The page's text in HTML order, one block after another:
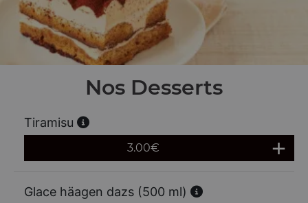
Nos Desserts
Tiramisu
3.00€
Glace häagen dazs (500 ml)